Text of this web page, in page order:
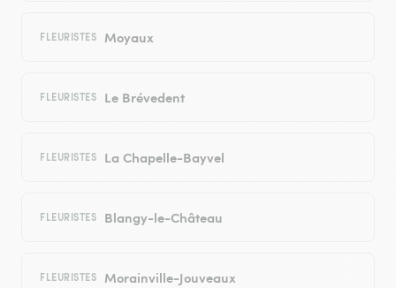
FLEURISTES Moyaux
FLEURISTES Le Brévedent
FLEURISTES La Chapelle-Bayvel
FLEURISTES Blangy-le-Château
FLEURISTES Morainville-Jouveaux